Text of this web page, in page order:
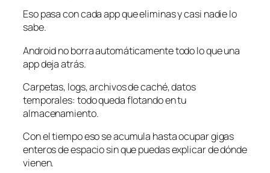
Eso pasa con cada app que eliminas y casi nadie lo
sabe.
Android no borra automáticamente todo lo que una
app deja atrás.
Carpetas, logs, archivos de caché, datos
temporales: todo queda flotando en tu
almacenamiento.
Con el tiempo eso se acumula hasta ocupar gigas
enteros de espacio sin que puedas explicar de dónde
vienen.